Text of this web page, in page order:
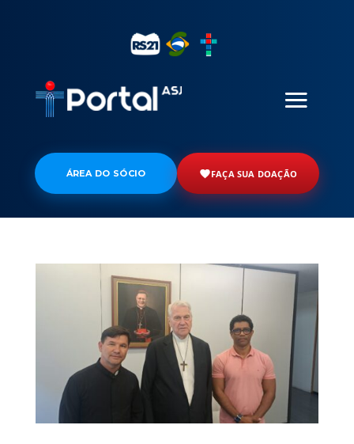
ÁREA DO SÓCIO FAÇA SUA DOAÇÃO